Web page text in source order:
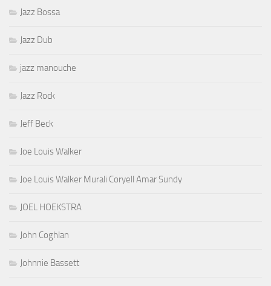
Jazz Bossa
Jazz Dub
jazz manouche
Jazz Rock
Jeff Beck
Joe Louis Walker
Joe Louis Walker Murali Coryell Amar Sundy
JOEL HOEKSTRA
John Coghlan
Johnnie Bassett